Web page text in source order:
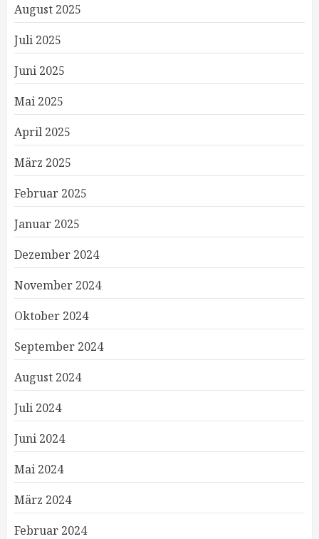
August 2025
Juli 2025
Juni 2025
Mai 2025
April 2025
März 2025
Februar 2025
Januar 2025
Dezember 2024
November 2024
Oktober 2024
September 2024
August 2024
Juli 2024
Juni 2024
Mai 2024
März 2024
Februar 2024